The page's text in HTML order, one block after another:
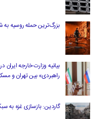
بزرگ‌ترین حمله روسیه به
بیانیه وزارت خارجه
راهبردی» بین تهران و
گاردین: بازسازی غزه به